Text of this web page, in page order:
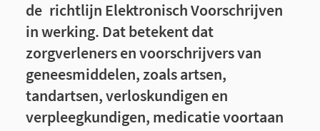
de richtlijn Elektronisch Voorschrijven
in werking. Dat betekent dat
zorgverleners en voorschrijvers van
geneesmiddelen, zoals artsen,
tandartsen, verloskundigen en
verpleegkundigen, medicatie voortaan